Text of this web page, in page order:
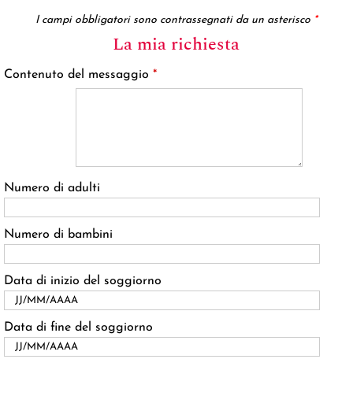
I campi obbligatori sono contrassegnati da un asterisco *
La mia richiesta
Contenuto del messaggio *
Numero di adulti
Numero di bambini
Data di inizio del soggiorno
Data di fine del soggiorno